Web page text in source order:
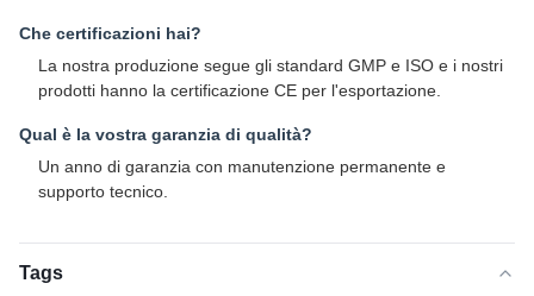
Che certificazioni hai?
La nostra produzione segue gli standard GMP e ISO e i nostri
prodotti hanno la certificazione CE per l'esportazione.
Qual è la vostra garanzia di qualità?
Un anno di garanzia con manutenzione permanente e
supporto tecnico.
Tags